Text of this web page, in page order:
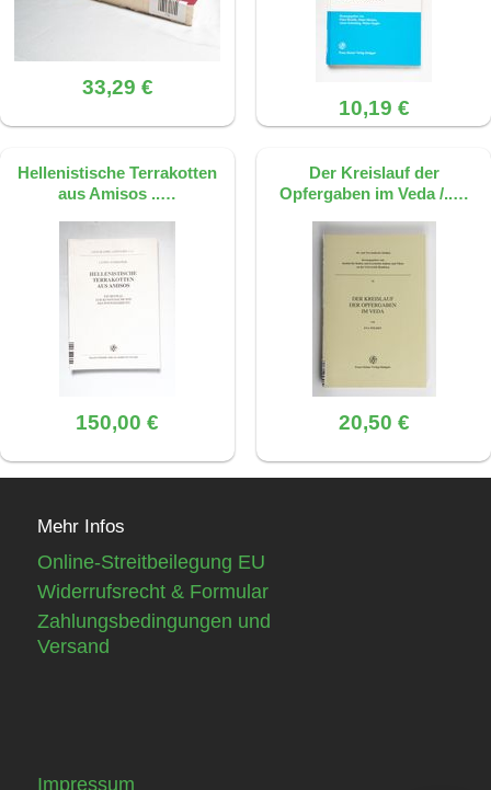
33,29 €
10,19 €
Hellenistische Terrakotten
aus Amisos ..…
150,00 €
Der Kreislauf der
Opfergaben im Veda /..…
20,50 €
Mehr Infos
Online-Streitbeilegung EU
Widerrufsrecht & Formular
Zahlungsbedingungen und
Versand
Impressum